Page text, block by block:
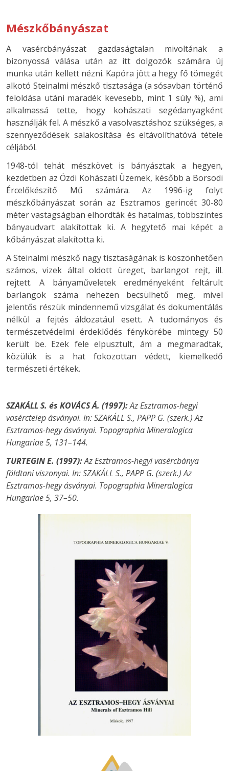
Mészkőbányászat
A vasércbányászat gazdaságtalan mivoltának a
bizonyossá válása után az itt dolgozók számára új
munka után kellett nézni. Kapóra jött a hegy fő tömegét
alkotó Steinalmi mészkő tisztasága (a sósavban történő
feloldása utáni maradék kevesebb, mint 1 súly %), ami
alkalmassá tette, hogy kohászati segédanyagként
használják fel. A mészkő a vasolvasztáshoz szükséges, a
szennyeződések salakosítása és eltávolíthatóvá tétele
céljából.
1948-tól tehát mészkövet is bányásztak a hegyen,
kezdetben az Ózdi Kohászati Üzemek, később a Borsodi
Ércelőkészítő Mű számára. Az 1996-ig folyt
mészkőbányászat során az Esztramos gerincét 30-80
méter vastagságban elhordták és hatalmas, többszintes
bányaudvart alakítottak ki. A hegytető mai képét a
kőbányászat alakította ki.
A Steinalmi mészkő nagy tisztaságának is köszönhetően
számos, vizek által oldott üreget, barlangot rejt, ill.
rejtett. A bányaműveletek eredményeként feltárult
barlangok száma nehezen becsülhető meg, mivel
jelentős részük mindennemű vizsgálat és dokumentálás
nélkül a fejtés áldozatául esett. A tudományos és
természetvédelmi érdeklődés fénykörébe mintegy 50
került be. Ezek fele elpusztult, ám a megmaradtak,
közülük is a hat fokozottan védett, kiemelkedő
természeti értékek.
SZAKÁLL S. és KOVÁCS Á. (1997):Az Esztramos-hegyi
vasérctelep ásványai. In: SZAKÁLL S., PAPP G. (szerk.) Az
Esztramos-hegy ásványai. Topographia Mineralogica
Hungariae 5, 131–144.
TURTEGIN E. (1997):Az Esztramos-hegyi vasércbánya
földtani viszonyai. In: SZAKÁLL S., PAPP G. (szerk.) Az
Esztramos-hegy ásványai. Topographia Mineralogica
Hungariae 5, 37–50.